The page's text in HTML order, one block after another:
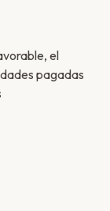
el
pagadas